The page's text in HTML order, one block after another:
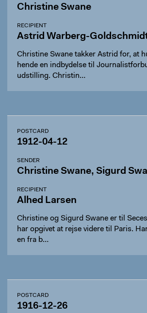
Christine Swane
RECIPIENT
Astrid Warberg-
Christine Swane takker Astrid for, at
hende en indbydelse til
udstilling. Christin…
POSTCARD
1912-04-12
SENDER
Christine Swane, Sigurd
RECIPIENT
Alhed Larsen
Christine og Sigurd Swane er til
har opgivet at rejse videre til Paris.
en fra b…
POSTCARD
1916-12-26